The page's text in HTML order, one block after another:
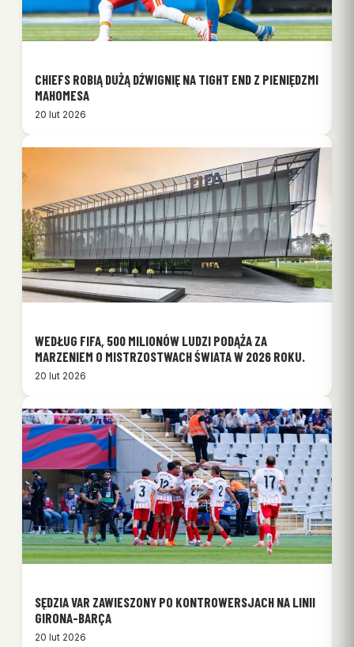
CHIEFS ROBIĄ DUŻĄ DŹWIGNIĘ NA TIGHT END Z PIENIĘDZMI
MAHOMESA
20 lut 2026
WEDŁUG FIFA, 500 MILIONÓW LUDZI PODĄŻA ZA
MARZENIEM O MISTRZOSTWACH ŚWIATA W 2026 ROKU.
20 lut 2026
SĘDZIA VAR ZAWIESZONY PO KONTROWERSJACH NA LINII
GIRONA-BARÇA
20 lut 2026